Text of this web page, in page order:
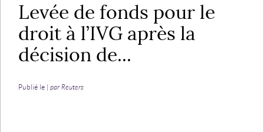
Levée de fonds pour le
droit à l’IVG après la
décision de...
Publié le | par Reuters